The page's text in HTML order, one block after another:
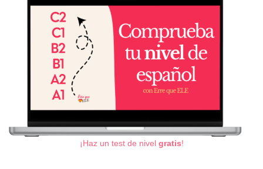
¡Haz un test de nivel gratis!